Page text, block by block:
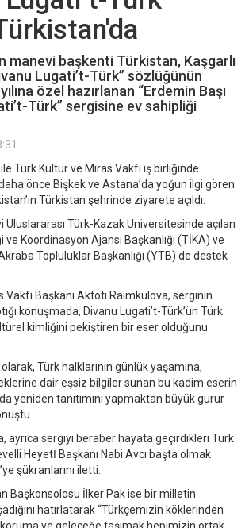
manevi başkenti Türkistan, Kaşgarlı
Lugati’t-Türk” sözlüğünün
yılına özel hazırlanan “Erdemin Başı
Türk” sergisine ev sahipliği
ile Türk Kültür ve Miras Vakfı iş birliğinde
önce Bişkek ve Astana’da yoğun ilgi gören
Türkistan şehrinde ziyarete açıldı.
Uluslararası Türk-Kazak Üniversitesinde açılan
Koordinasyon Ajansı Başkanlığı (TİKA) ve
Topluluklar Başkanlığı (YTB) de destek
Vakfı Başkanı Aktotı Raimkulova, serginin
konuşmada, Divanu Lugati’t-Türk’ün Türk
kimliğini pekiştiren bir eser olduğunu
Türk halklarının günlük yaşamına,
dair eşsiz bilgiler sunan bu kadim eserin
yeniden tanıtımını yapmaktan büyük gurur
ayrıca sergiyi beraber hayata geçirdikleri Türk
Heyetİ Başkanı Nabi Avcı başta olmak
şükranlarını iletti.
Başkonsolosu İlker Pak ise bir milletin
hatırlatarak “Türkçemizin köklerinden